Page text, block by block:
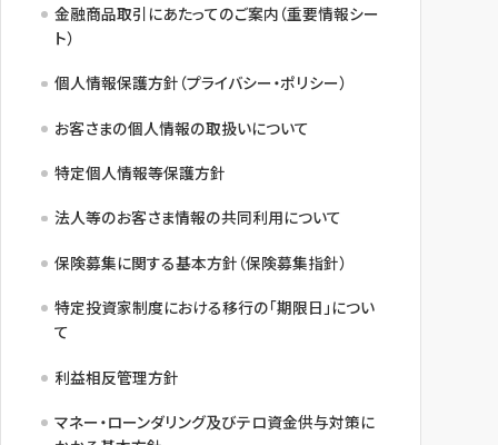
金融商品取引にあたってのご案内（重要情報シー
ト）
個人情報保護方針（プライバシー・ポリシー）
お客さまの個人情報の取扱いについて
特定個人情報等保護方針
法人等のお客さま情報の共同利用について
保険募集に関する基本方針（保険募集指針）
特定投資家制度における移行の「期限日」につい
て
利益相反管理方針
マネー・ローンダリング及びテロ資金供与対策に